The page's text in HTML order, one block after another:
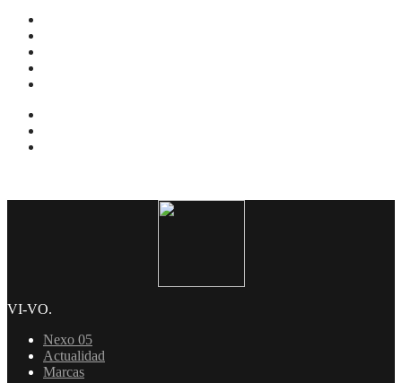
VI-VO.
Nexo 05
Actualidad
Marcas